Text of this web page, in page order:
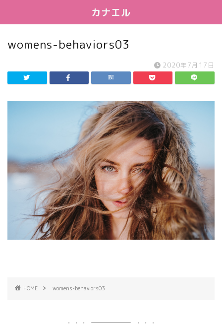
カナエル
womens-behaviors03
2020年7月17日
HOME womens-behaviors03